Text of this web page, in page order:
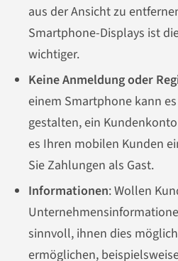
aus der Ansicht zu
Smartphone-Displays ist
wichtiger.
Keine Anmeldung oder
einem Smartphone kann
gestalten, ein
es Ihren mobilen Kunden
Sie Zahlungen als Gast.
Informationen: Wollen
sinnvoll, ihnen dies
ermöglichen,